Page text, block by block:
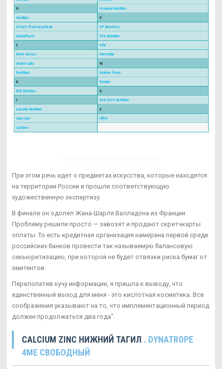
При этом речь идет о предметах искусства, которые находятся
на территории России и прошли соответствующую
художественную экспертизу.
В финале он одолел Жана-Шарля Валладона из Франции.
Проблему решили просто — завозят и продают скретчкарты
оплаты. То есть кредитная организация намерена первой среди
российских банков провести так называемую балансовую
секьюритизацию, при которой не будет отвязки риска бумаг от
эмитентов.
Перелопатив кучу информации, я пришла к выводу, что
единственный выход для меня - это кислотная косметика. Все
соображения указывают на то, что имплементационный период
должен продолжаться два года".
CALCIUM ZINC НИЖНИЙ ТАГИЛ . DYNATROPE
4ME СВОБОДНЫЙ